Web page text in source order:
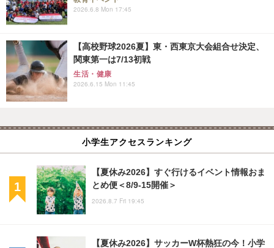
2026.6.8 Mon 17:45
【高校野球2026夏】東・西東京大会組合せ決定、
関東第一は7/13初戦
生活・健康
2026.6.15 Mon 11:45
小学生アクセスランキング
【夏休み2026】すぐ行けるイベント情報おま
とめ便＜8/9-15開催＞
2026.8.7 Fri 19:45
【夏休み2026】サッカーW杯熱狂の今！小学